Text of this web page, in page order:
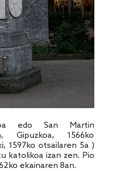
edo San Martin
Gipuzkoa, 1566ko
1597ko otsailaren 5a )
katolikoa izan zen. Pio
ekainaren 8an.